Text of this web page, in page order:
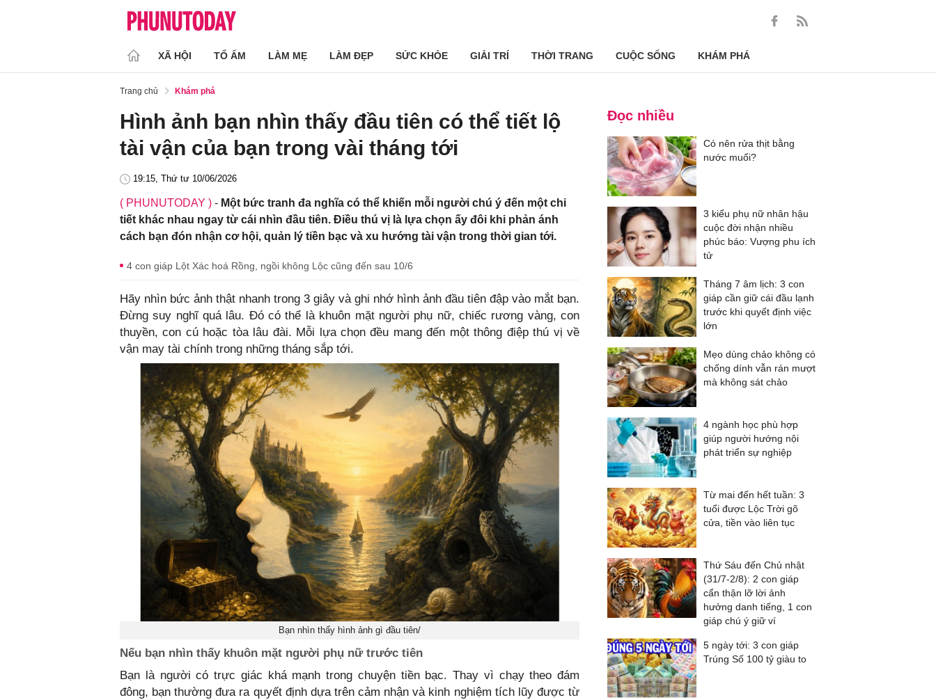
XÃ HỘI TỔ ẤM LÀM MẸ LÀM ĐẸP SỨC KHỎE GIẢI TRÍ THỜI TRANG CUỘC SỐNG KHÁM PHÁ
Trang chủ Khám phá
Hình ảnh bạn nhìn thấy đầu tiên có thể tiết lộ
tài vận của bạn trong vài tháng tới
19:15, Thứ tư 10/06/2026
( PHUNUTODAY ) - Một bức tranh đa nghĩa có thể khiến mỗi người chú ý đến một chi
tiết khác nhau ngay từ cái nhìn đầu tiên. Điều thú vị là lựa chọn ấy đôi khi phản ánh
cách bạn đón nhận cơ hội, quản lý tiền bạc và xu hướng tài vận trong thời gian tới.
4 con giáp Lột Xác hoá Rồng, ngồi không Lộc cũng đến sau 10/6
Hãy nhìn bức ảnh thật nhanh trong 3 giây và ghi nhớ hình ảnh đầu tiên đập vào mắt bạn.
Đừng suy nghĩ quá lâu. Đó có thể là khuôn mặt người phụ nữ, chiếc rương vàng, con
thuyền, con cú hoặc tòa lâu đài. Mỗi lựa chọn đều mang đến một thông điệp thú vị về
vận may tài chính trong những tháng sắp tới.
Bạn nhìn thấy hình ảnh gì đầu tiên/
Nếu bạn nhìn thấy khuôn mặt người phụ nữ trước tiên
Bạn là người có trực giác khá mạnh trong chuyện tiền bạc. Thay vì chạy theo đám
đông, bạn thường đưa ra quyết định dựa trên cảm nhận và kinh nghiệm tích lũy được từ
Đọc nhiều
Có nên rửa thịt bằng
nước muối?
3 kiểu phụ nữ nhân hậu
cuộc đời nhận nhiều
phúc báo: Vượng phu ích
tử
Tháng 7 âm lịch: 3 con
giáp cần giữ cái đầu lạnh
trước khi quyết định việc
lớn
Mẹo dùng chảo không có
chống dính vẫn rán mượt
mà không sát chảo
4 ngành học phù hợp
giúp người hướng nội
phát triển sự nghiệp
Từ mai đến hết tuần: 3
tuổi được Lộc Trời gõ
cửa, tiền vào liên tục
Thứ Sáu đến Chủ nhật
(31/7-2/8): 2 con giáp
cẩn thận lỡ lời ảnh
hưởng danh tiếng, 1 con
giáp chú ý giữ ví
5 ngày tới: 3 con giáp
Trúng Số 100 tỷ giàu to